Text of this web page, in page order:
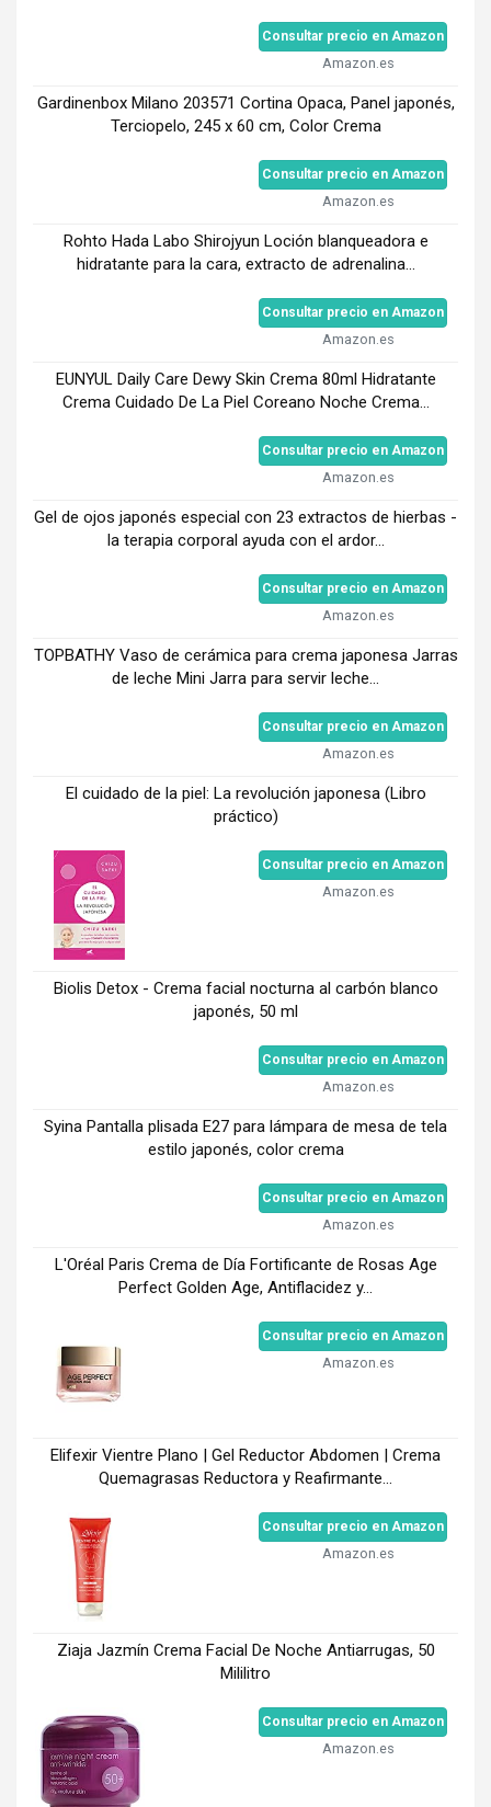
Consultar precio en Amazon
Amazon.es
Gardinenbox Milano 203571 Cortina Opaca, Panel japonés,
Terciopelo, 245 x 60 cm, Color Crema
Consultar precio en Amazon
Amazon.es
Rohto Hada Labo Shirojyun Loción blanqueadora e
hidratante para la cara, extracto de adrenalina...
Consultar precio en Amazon
Amazon.es
EUNYUL Daily Care Dewy Skin Crema 80ml Hidratante
Crema Cuidado De La Piel Coreano Noche Crema...
Consultar precio en Amazon
Amazon.es
Gel de ojos japonés especial con 23 extractos de hierbas -
la terapia corporal ayuda con el ardor...
Consultar precio en Amazon
Amazon.es
TOPBATHY Vaso de cerámica para crema japonesa Jarras
de leche Mini Jarra para servir leche...
Consultar precio en Amazon
Amazon.es
El cuidado de la piel: La revolución japonesa (Libro
práctico)
Consultar precio en Amazon
Amazon.es
Biolis Detox - Crema facial nocturna al carbón blanco
japonés, 50 ml
Consultar precio en Amazon
Amazon.es
Syina Pantalla plisada E27 para lámpara de mesa de tela
estilo japonés, color crema
Consultar precio en Amazon
Amazon.es
L'Oréal Paris Crema de Día Fortificante de Rosas Age
Perfect Golden Age, Antiflacidez y...
Consultar precio en Amazon
Amazon.es
Elifexir Vientre Plano | Gel Reductor Abdomen | Crema
Quemagrasas Reductora y Reafirmante...
Consultar precio en Amazon
Amazon.es
Ziaja Jazmín Crema Facial De Noche Antiarrugas, 50
Mililitro
Consultar precio en Amazon
Amazon.es